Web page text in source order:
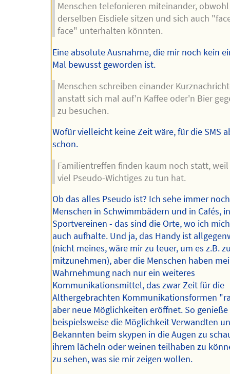
Menschen telefonieren miteinander,
derselben Eisdiele sitzen und sich auch
face" unterhalten könnten.
Eine absolute Ausnahme, die mir noch kein
Mal bewusst geworden ist.
Menschen schreiben einander
anstatt sich mal auf'n Kaffee oder'n Bier
zu besuchen.
Wofür vielleicht keine Zeit wäre, für die SMS
schon.
Familientreffen finden kaum noch statt,
viel Pseudo-Wichtiges zu tun hat.
Ob das alles Pseudo ist? Ich sehe immer
Menschen in Schwimmbädern und in Cafés,
Sportvereinen - das sind die Orte, wo ich
auch aufhalte. Und ja, das Handy ist
(nicht meines, wäre mir zu teuer, um es z.B.
mitzunehmen), aber die Menschen haben
Wahrnehmung nach nur ein weiteres
Kommunikationsmittel, das zwar Zeit für die
Althergebrachten Kommunikationsformen
aber neue Möglichkeiten eröffnet. So
beispielsweise die Möglichkeit Verwandten
Bekannten beim skypen in die Augen zu
ihrem lächeln oder weinen teilhaben zu
zu sehen, was sie mir zeigen wollen.